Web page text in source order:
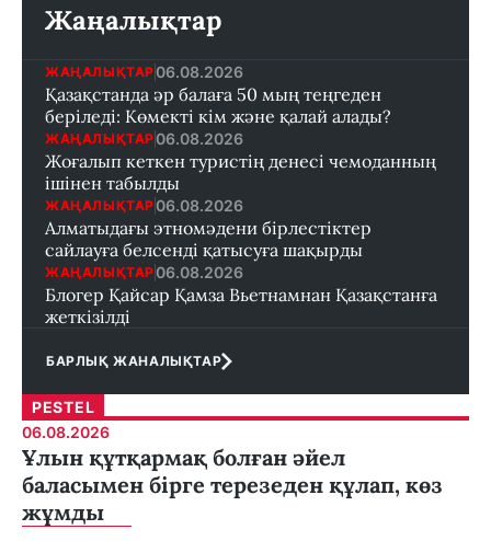
Жаңалықтар
ЖАҢАЛЫҚТАР 06.08.2026
Қазақстанда әр балаға 50 мың теңгеден
беріледі: Көмекті кім және қалай алады?
ЖАҢАЛЫҚТАР 06.08.2026
Жоғалып кеткен туристің денесі чемоданның
ішінен табылды
ЖАҢАЛЫҚТАР 06.08.2026
Алматыдағы этномәдени бірлестіктер
сайлауға белсенді қатысуға шақырды
ЖАҢАЛЫҚТАР 06.08.2026
Блогер Қайсар Қамза Вьетнамнан Қазақстанға
жеткізілді
БАРЛЫҚ ЖАНАЛЫҚТАР
PESTEL
06.08.2026
Ұлын құтқармақ болған әйел
баласымен бірге терезеден құлап, көз
жұмды